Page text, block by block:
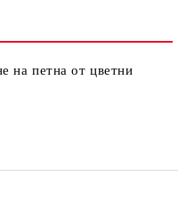
работния ден.
на петна от цветни